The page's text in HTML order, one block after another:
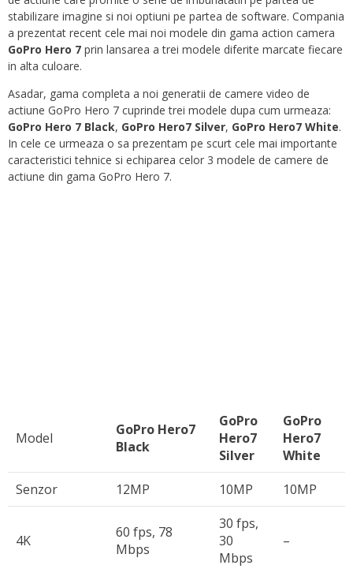
stabilizare imagine si noi optiuni pe partea de software. Compania
a prezentat recent cele mai noi modele din gama action camera
GoPro Hero 7 prin lansarea a trei modele diferite marcate fiecare
in alta culoare.
Asadar, gama completa a noi generatii de camere video de
actiune GoPro Hero 7 cuprinde trei modele dupa cum urmeaza:
GoPro Hero 7 Black, GoPro Hero7 Silver, GoPro Hero7 White.
In cele ce urmeaza o sa prezentam pe scurt cele mai importante
caracteristici tehnice si echiparea celor 3 modele de camere de
actiune din gama GoPro Hero 7.
Model
GoPro Hero7
Black
GoPro
Hero7
Silver
GoPro
Hero7
White
Senzor
12MP 10MP 10MP
4K
60 fps, 78
Mbps
30 fps,
30
Mbps
–